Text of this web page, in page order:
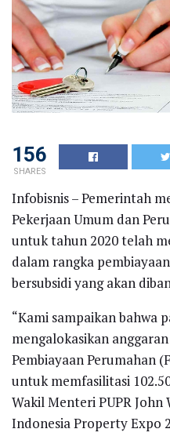
156
SHARES
Infobisnis – Pemerintah
Pekerjaan Umum dan
untuk tahun 2020 telah
dalam rangka
bersubsidi yang akan
“Kami sampaikan bahwa
mengalokasikan
Pembiayaan Perumahan
untuk memfasilitasi
Wakil Menteri PUPR
Indonesia Property Expo